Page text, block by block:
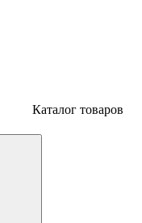
Каталог товаров